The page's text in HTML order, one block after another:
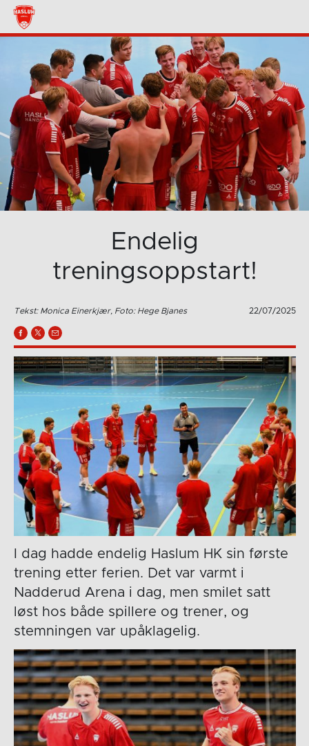
Endelig
treningsoppstart!
Tekst: Monica Einerkjær, Foto: Hege Bjanes 22/07/2025
I dag hadde endelig Haslum HK sin første
trening etter ferien. Det var varmt i
Nadderud Arena i dag, men smilet satt
løst hos både spillere og trener, og
stemningen var upåklagelig.